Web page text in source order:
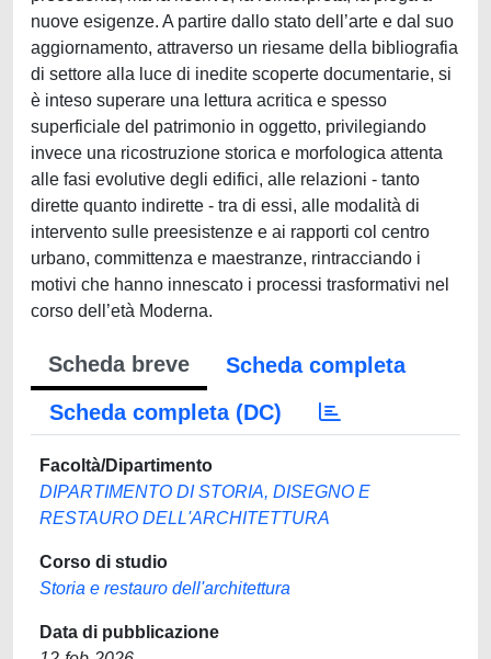
nuove esigenze. A partire dallo stato dell’arte e dal suo
aggiornamento, attraverso un riesame della bibliografia
di settore alla luce di inedite scoperte documentarie, si
è inteso superare una lettura acritica e spesso
superficiale del patrimonio in oggetto, privilegiando
invece una ricostruzione storica e morfologica attenta
alle fasi evolutive degli edifici, alle relazioni - tanto
dirette quanto indirette - tra di essi, alle modalità di
intervento sulle preesistenze e ai rapporti col centro
urbano, committenza e maestranze, rintracciando i
motivi che hanno innescato i processi trasformativi nel
corso dell’età Moderna.
Scheda breve
Scheda completa
Scheda completa (DC)
Facoltà/Dipartimento
DIPARTIMENTO DI STORIA, DISEGNO E
RESTAURO DELL'ARCHITETTURA
Corso di studio
Storia e restauro dell'architettura
Data di pubblicazione